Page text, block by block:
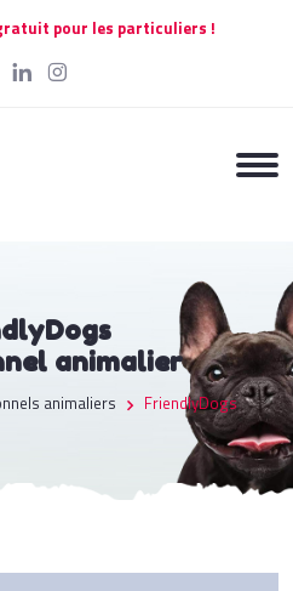
pour les particuliers !
animalier
animaliers FriendlyDogs